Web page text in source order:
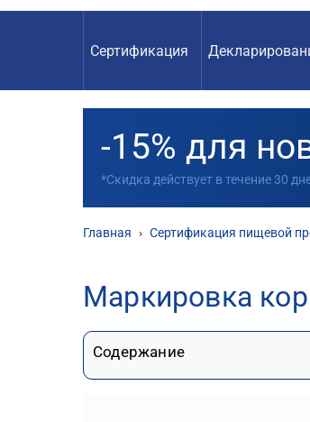
Сертификация
-15% для
*Скидка действует в течение 30
Главная › Сертификация пищевой
Маркировка
Содержание